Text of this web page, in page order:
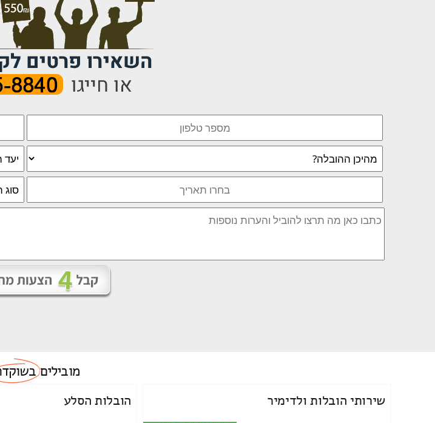
מובילים
שירותי הובלות ולדימיר הובלות הסלע